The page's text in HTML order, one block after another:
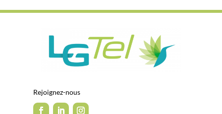
Rejoignez-nous